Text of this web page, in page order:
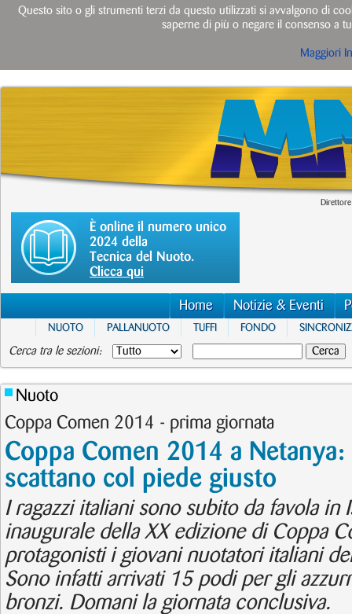
È online il numero unico
2024 della
Tecnica del Nuoto.
Clicca qui
Home Notizie & Eventi
NUOTO PALLANUOTO TUFFI FONDO
Cerca tra le sezioni:
Nuoto
Coppa Comen 2014 - prima giornata
Coppa Comen 2014 a
scattano col piede giusto
I ragazzi italiani sono subito da favola in
inaugurale della XX edizione di Coppa
protagonisti i giovani nuotatori italiani
Sono infatti arrivati 15 podi per gli
bronzi. Domani la giornata conclusiva.
Questo sito o gli strumenti terzi da questo utilizzati si avvalgono di
saperne di più o negare il consenso a
Maggiori